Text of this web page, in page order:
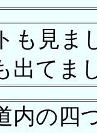
も見ま
出てま
内の四